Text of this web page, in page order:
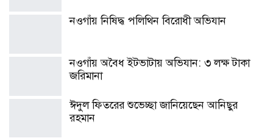
নওগাঁয় নিষিদ্ধ পলিথিন বিরোধী অভিযান
নওগাঁয় অবৈধ ইটভাটায় অভিযান: ৩ লক্ষ টাকা
জরিমানা
ঈদুল ফিতরের শুভেচ্ছা জানিয়েছেন আনিছুর
রহমান